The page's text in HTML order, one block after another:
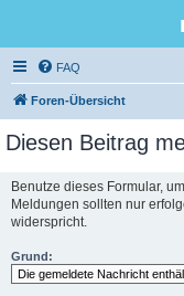
FAQ
Foren-Übersicht
Diesen Beitrag
Benutze dieses Formular,
Meldungen sollten nur
widerspricht.
Grund: